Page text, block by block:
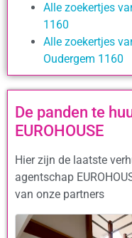
Alle zoekertjes
1160
Alle zoekertjes
Oudergem 1160
De panden te
EUROHOUSE
Hier zijn de laatste
agentschap
van onze partners